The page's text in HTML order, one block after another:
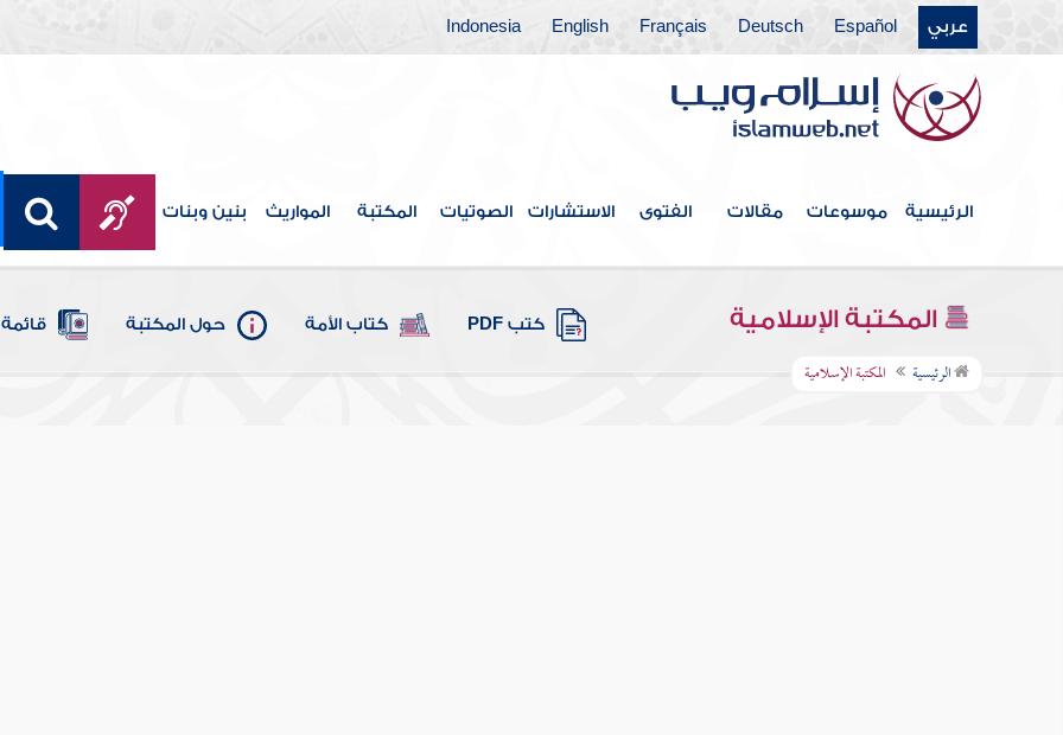
عربي Español
Deutsch
Français
English
Indonesia
الرئيسية موسوعات مقالات الفتوى الاستشارات الصوتيات المكتبة المواريث بنين وبنات
المكتبة الإسلامية كتب PDF كتاب الأمة حول المكتبة
الرئيسية المكتبة الإسلامية